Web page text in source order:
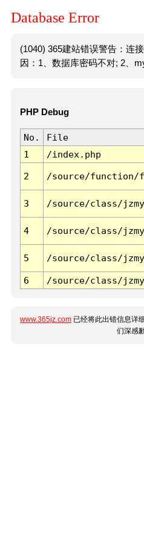
Database Error
(1040) 365建站错误警告：连
因：1、数据库密码不对; 2、
PHP Debug
No. File
1
/index.php
2 /source/function/
3 /source/class/
4 /source/class/
5 /source/class/
6 /source/class/
www.365jz.com 已经将此出错信息详
们深感